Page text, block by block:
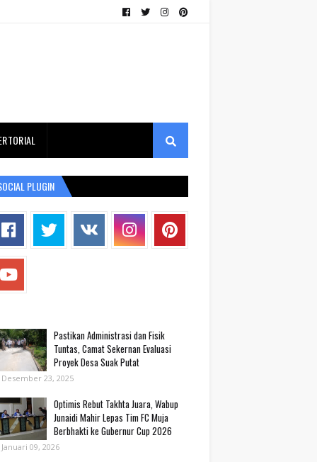
PLUGIN
Pastikan Administrasi dan Fisik
Tuntas, Camat Sekernan Evaluasi
Proyek Desa Suak Putat
Desember 23, 2025
Optimis Rebut Takhta Juara, Wabup
Junaidi Mahir Lepas Tim FC Muja
Berbhakti ke Gubernur Cup 2026
Januari 09, 2026